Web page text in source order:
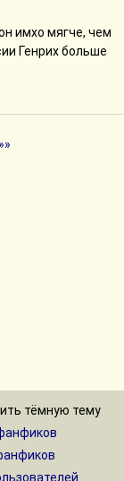
имхо мягче, чем
Генрих больше
тёмную тему